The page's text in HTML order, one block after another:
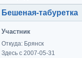
Бешеная-табуретка
Участник
Откуда: Брянск
Здесь с 2007-05-31